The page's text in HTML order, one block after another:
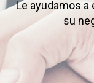
Le ayudamos
su